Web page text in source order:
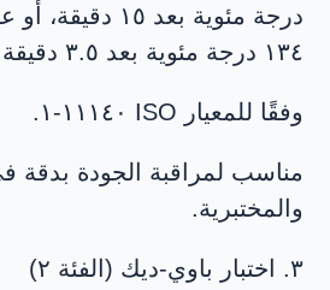
درجة مئوية بعد ١٥
١٣٤ درجة مئوية بعد ٣.٥ دقيقة.
وفقًا للمعيار ISO ١١١٤٠-١.
مناسب لمراقبة الجودة بدقة
والمختبرية.
٣. اختبار باوي-ديك (الفئة ٢)